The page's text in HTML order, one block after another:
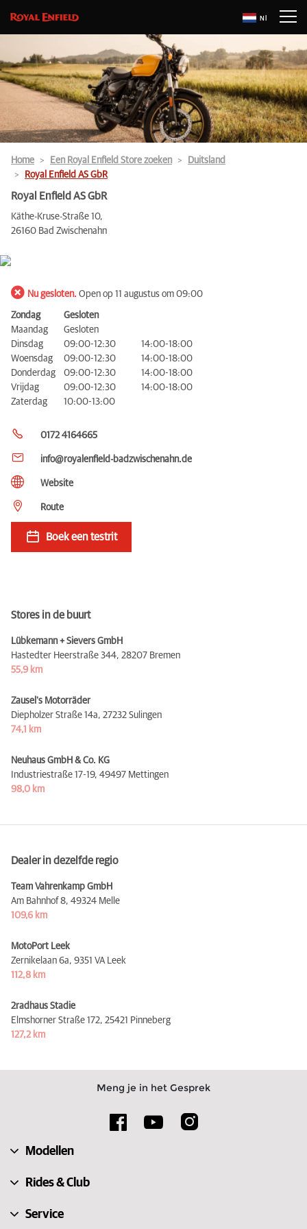
Nl
Home Een Royal Enfield Store zoeken
Duitsland
Royal Enfield AS GbR
Royal Enfield AS GbR
Käthe-Kruse-Straße 10,
26160 Bad Zwischenahn
Nu gesloten. Open op 11 augustus om 09:00
Zondag
Gesloten
Maandag
Gesloten
Dinsdag
09:00-12:30
14:00-18:00
Woensdag
09:00-12:30
14:00-18:00
Donderdag
09:00-12:30
14:00-18:00
Vrijdag
09:00-12:30
14:00-18:00
Zaterdag
10:00-13:00
0172 4164665
info@royalenfield-badzwischenahn.de
Website
Route
Boek een testrit
Stores in de buurt
Lübkemann + Sievers GmbH
Hastedter Heerstraße 344, 28207 Bremen
55,9 km
Zausel's Motorräder
Diepholzer Straße 14a, 27232 Sulingen
74,1 km
Neuhaus GmbH & Co. KG
Industriestraße 17-19, 49497 Mettingen
98,0 km
Dealer in dezelfde regio
Team Vahrenkamp GmbH
Am Bahnhof 8, 49324 Melle
109,6 km
MotoPort Leek
Zernikelaan 6a, 9351 VA Leek
112,8 km
2radhaus Stadie
Elmshorner Straße 172, 25421 Pinneberg
127,2 km
Meng je in het Gesprek
Modellen
Rides & Club
Service